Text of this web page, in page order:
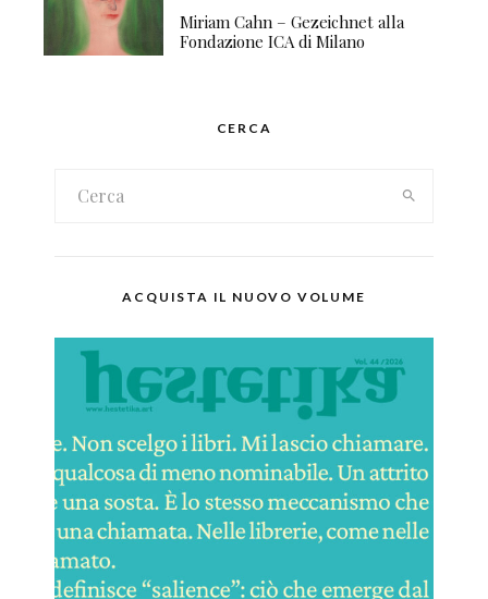
Miriam Cahn – Gezeichnet alla
Fondazione ICA di Milano
CERCA
ACQUISTA IL NUOVO VOLUME